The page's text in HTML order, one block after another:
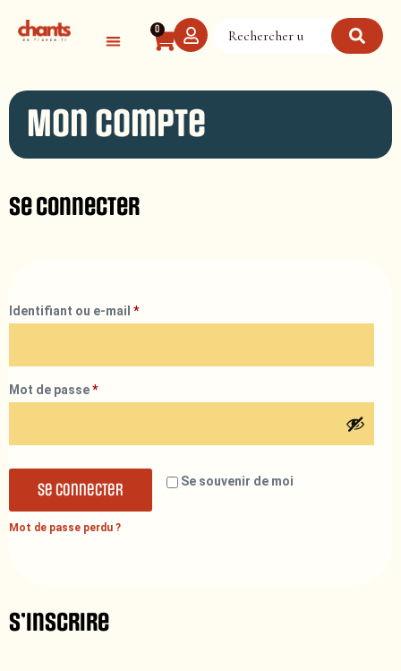
0
Mon compte
Se connecter
Identifiant ou e-mail *
Mot de passe*
Se souvenir de moi
Se connecter
Mot de passe perdu ?
S’inscrire